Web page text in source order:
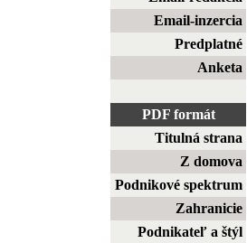
Email-inzercia
Predplatné
Anketa
PDF formát
Titulná strana
Z domova
Podnikové spektrum
Zahranicie
Podnikateľ a štýl